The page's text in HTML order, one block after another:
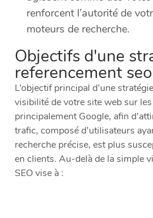
renforcent l’autorité de
moteurs de recherche.
Objectifs d'une
referencement seo
L’objectif principal d’une
visibilité de votre site web sur
principalement Google, afin
trafic, composé d’utilisateurs
recherche précise, est plus
en clients. Au-delà de la simple
SEO vise à :